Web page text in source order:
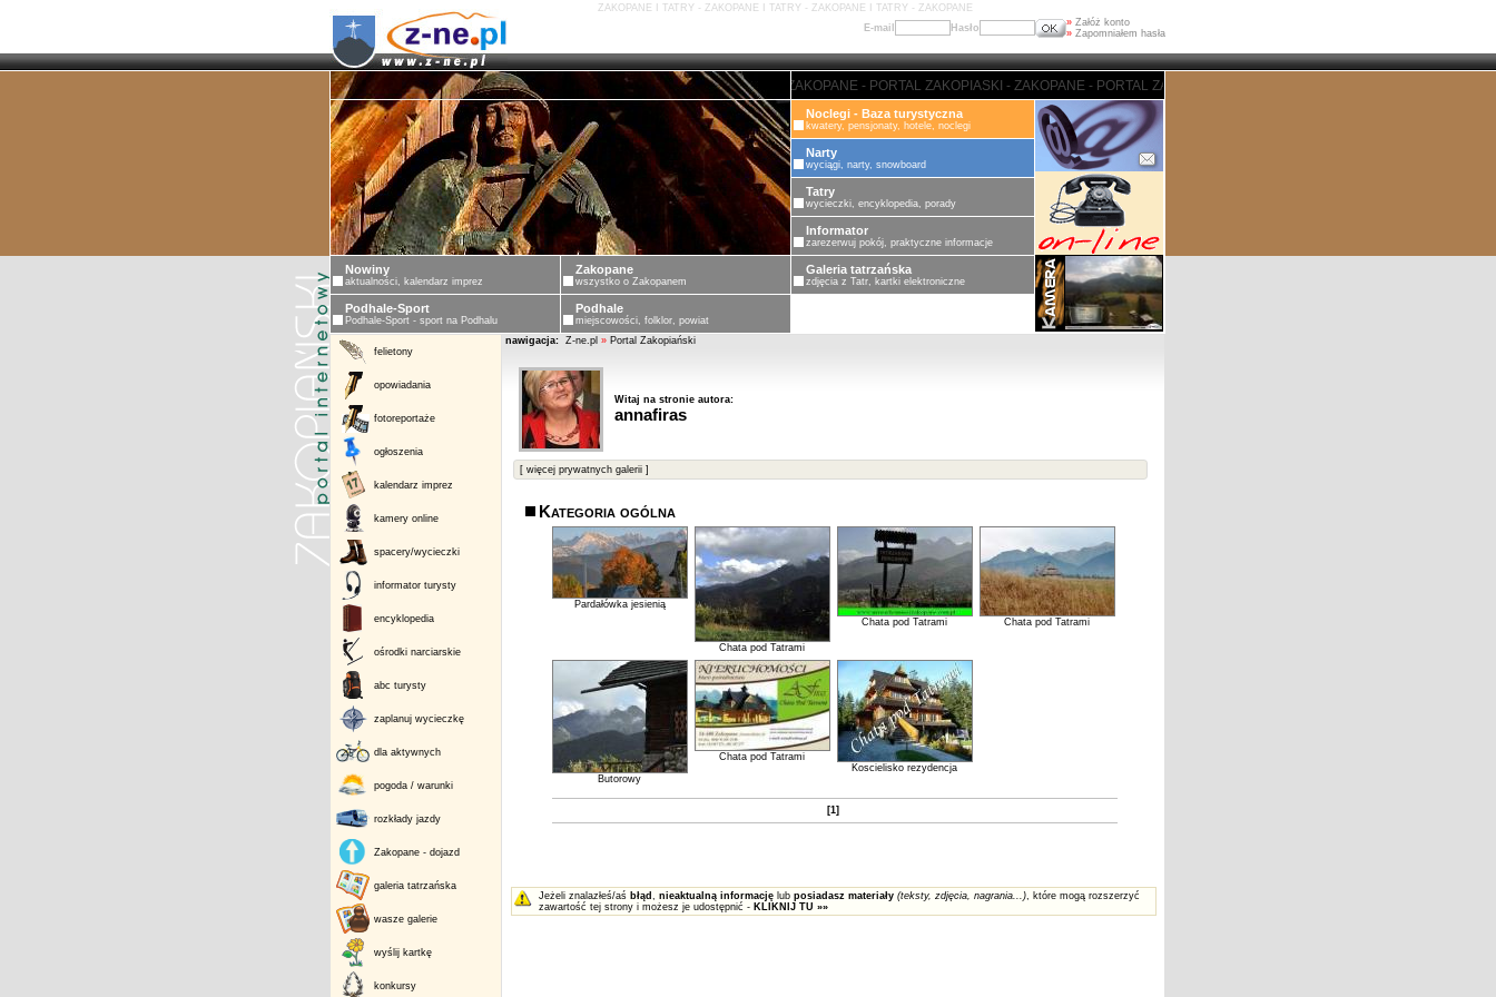
ZAKOPANE I TATRY - ZAKOPANE I TATRY - ZAKOPANE I TATRY - ZAKOPANE
E-mail
Hasło » Załóż konto
» Zapomniałem hasła
ZAKOPANE - PORTAL ZAKOPIASKI - ZAKOPANE - PORTAL ZAKOPIASKI - ZAKOPANE - PORTAL ZAKOPIASKI -
Noclegi - Baza turystyczna
kwatery, pensjonaty, hotele, noclegi
Narty
wyciągi, narty, snowboard
Tatry
wycieczki, encyklopedia, porady
Informator
zarezerwuj pokój, praktyczne informacje
Nowiny
aktualności, kalendarz imprez
Zakopane
wszystko o Zakopanem
Galeria tatrzańska
zdjęcia z Tatr, kartki elektroniczne
Podhale-Sport
Podhale-Sport - sport na Podhalu
Podhale
miejscowości, folklor, powiat
felietony
opowiadania
fotoreportaże
ogłoszenia
kalendarz imprez
kamery online
spacery/wycieczki
informator turysty
encyklopedia
ośrodki narciarskie
abc turysty
zaplanuj wycieczkę
dla aktywnych
pogoda / warunki
rozkłady jazdy
Zakopane - dojazd
galeria tatrzańska
wasze galerie
wyślij kartkę
konkursy
nawigacja: Z-ne.pl » Portal Zakopiański
Witaj na stronie autora:
annafiras
[ więcej prywatnych galerii ]
Kategoria ogólna
Pardałówka jesienią
Chata pod Tatrami
Chata pod Tatrami Chata pod Tatrami
Butorowy
Chata pod Tatrami
Koscielisko rezydencja
[1]
Jeżeli znalazłeś/aś błąd , nieaktualną informacjęlub posiadasz materiały (teksty, zdjęcia, nagrania...), które mogą rozszerzyć
zawartość tej strony i możesz je udostępnić - KLIKNIJ TU »»